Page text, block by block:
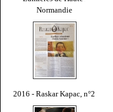
Normandie
2016 - Raskar Kapac, n°2